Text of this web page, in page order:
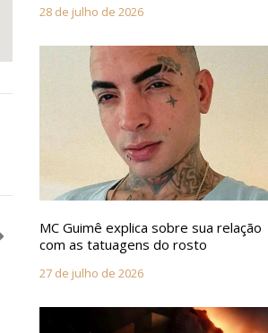
28 de julho de 2026
MC Guimê explica sobre sua relação
com as tatuagens do rosto
27 de julho de 2026